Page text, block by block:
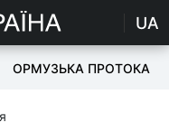
UA
ОРМУЗЬКА ПРОТОКА